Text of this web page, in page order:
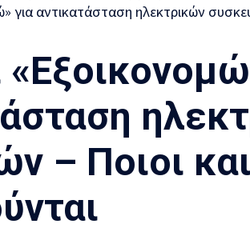
– Ποιοι